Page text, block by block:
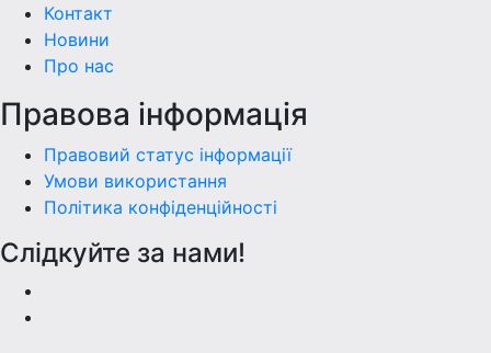
Контакт
Новини
Про нас
Правова інформація
Правовий статус інформації
Умови використання
Політика конфіденційності
Слідкуйте за нами!